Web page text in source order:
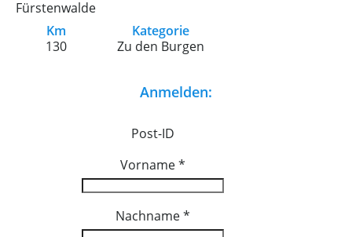
Fürstenwalde
Km
130
Kategorie
Zu den Burgen
Anmelden:
Post-ID
Vorname*
Nachname*